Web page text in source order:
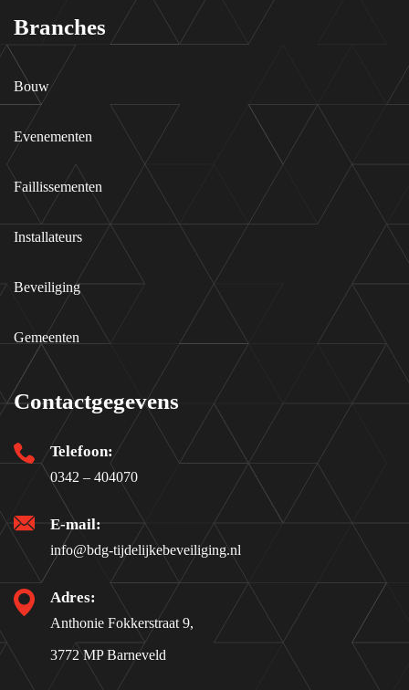
Branches
Bouw
Evenementen
Faillissementen
Installateurs
Beveiliging
Gemeenten
Contactgegevens
Telefoon:
0342 – 404070
E-mail:
info@bdg-tijdelijkebeveiliging.nl
Adres:
Anthonie Fokkerstraat 9,
3772 MP Barneveld